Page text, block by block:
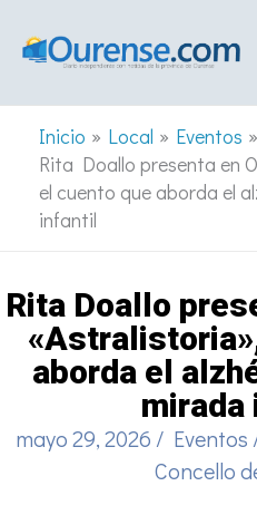
Inicio Local
Eventos
Rita Doallo presenta en
el cuento que aborda el
infantil
Rita Doallo
aborda el
mayo 29, 2026 / Eventos
Concello